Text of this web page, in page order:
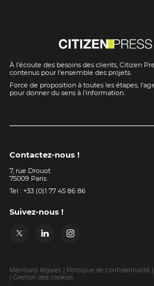
À l’écoute des besoins des clients, Citizen
contenus pour l’ensemble des projets.
Force de proposition à toutes les étapes,
pour donner du sens à l’information.
Contactez-nous !
7, rue Drouot
75009 Paris
Tel : +33 (0)1 77 45 86 86
Suivez-nous !
Mentions légales Politique de confidentialité
Gestion des cookies